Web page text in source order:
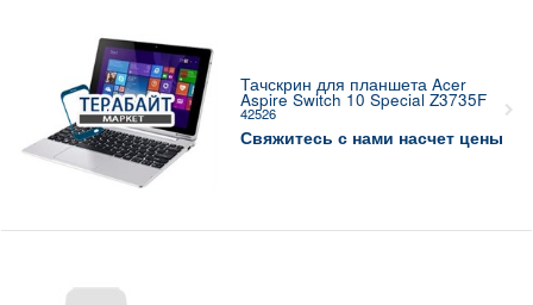
Тачскрин для планшета Acer
Aspire Switch 10 Special Z3735F
42526
Свяжитесь с нами насчет цены